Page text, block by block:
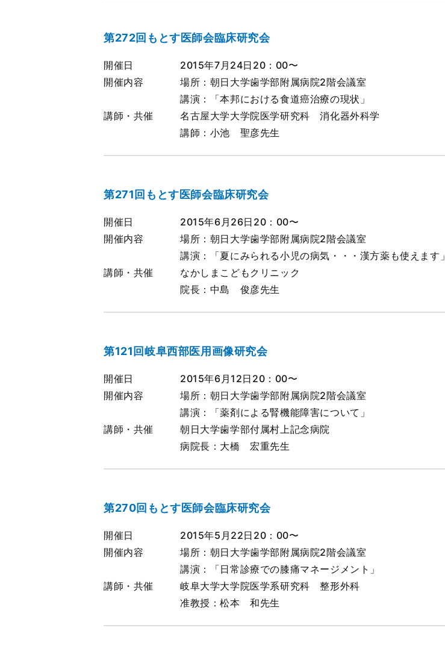
第272回もとす医師会臨床研究会
開催日
2015年7月24日20：00〜
開催内容
場所：朝日大学歯学部附属病院2階会議室
講演：「本邦における食道癌治療の現状」
講師・共催
名古屋大学大学院医学研究科 消化器外科学
講師：小池 聖彦先生
第271回もとす医師会臨床研究会
開催日
2015年6月26日20：00〜
開催内容
場所：朝日大学歯学部附属病院2階会議室
講演：「夏にみられる小児の病気・・・漢方薬も使えます」
講師・共催
なかしまこどもクリニック
院長：中島 俊彦先生
第121回岐阜西部医用画像研究会
開催日
2015年6月12日20：00〜
開催内容
場所：朝日大学歯学部附属病院2階会議室
講演：「薬剤による腎機能障害について」
講師・共催
朝日大学歯学部付属村上記念病院
病院長：大橋 宏重先生
第270回もとす医師会臨床研究会
開催日
2015年5月22日20：00〜
開催内容
場所：朝日大学歯学部附属病院2階会議室
講演：「日常診療での膝痛マネージメント」
講師・共催
岐阜大学大学院医学系研究科 整形外科
准教授：松本 和先生